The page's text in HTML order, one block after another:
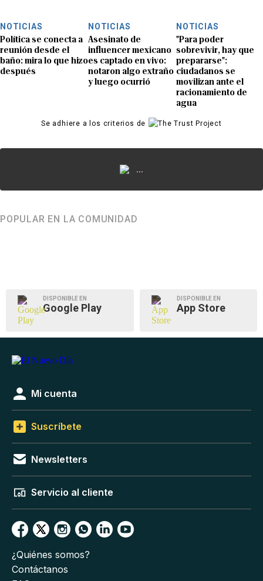
NOTICIAS
Política se conecta a
reunión desde el
baño: mira lo que hizo
después
NOTICIAS
Asesinato de
influencer mexicano
es captado en vivo:
notaron algo extraño
y luego ocurrió
NOTICIAS
"Para poder
sobrevivir, hay que
prepararse":
ciudadanos se
movilizan ante el
racionamiento de
agua
Se adhiere a los criterios de
...
POPULAR EN LA COMUNIDAD
DISPONIBLE EN
Google Play
DISPONIBLE EN
App Store
Mi cuenta
Suscríbete
Newsletters
Servicio al cliente
¿Quiénes somos?
Contáctanos